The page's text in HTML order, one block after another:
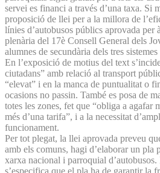
servei es financi a través d’una taxa. Si
proposició de llei per a la millora de
línies d’autobusos públics aprovada per
plenària del 17è Consell General dels
alumnes de secundària dels tres
En l’exposició de motius del text
ciutadans” amb relació al transport
“elevat” i en la manca de puntualitat o
ocasions no passin. També es posa de
totes les zones, fet que “obliga a agafar
més d’una tarifa”, i a la necessitat
funcionament.
Per tot plegat, la llei aprovada preveu
amb els comuns, hagi d’elaborar un pla
xarxa nacional i parroquial d’autobusos.
s’especifica que el pla ha de garantir la